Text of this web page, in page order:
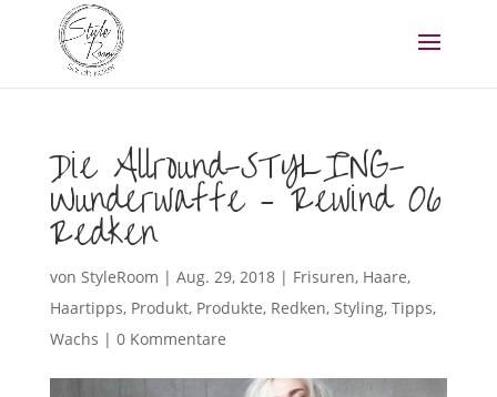
Die Allround-STYLING-
Wunderwaffe – Rewind 06
Redken
von StyleRoom | Aug. 29, 2018| Frisuren, Haare,
Haartipps, Produkt, Produkte, Redken, Styling, Tipps,
Wachs | 0 Kommentare